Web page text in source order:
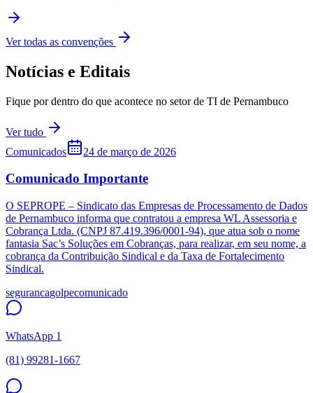
Ver todas as convenções
Notícias e Editais
Fique por dentro do que acontece no setor de TI de Pernambuco
Ver tudo
Comunicados
24 de março de 2026
Comunicado Importante
O SEPROPE – Sindicato das Empresas de Processamento de Dados
de Pernambuco informa que contratou a empresa WL Assessoria e
Cobrança Ltda. (CNPJ 87.419.396/0001-94), que atua sob o nome
fantasia Sac’s Soluções em Cobranças, para realizar, em seu nome, a
cobrança da Contribuição Sindical e da Taxa de Fortalecimento
Sindical.
segurancagolpecomunicado
WhatsApp 1
(81) 99281-1667